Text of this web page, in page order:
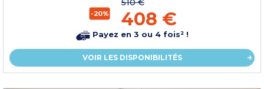
-20% 408 €
Payez en 3 ou 4 fois² !
VOIR LES DISPONIBILITÉS